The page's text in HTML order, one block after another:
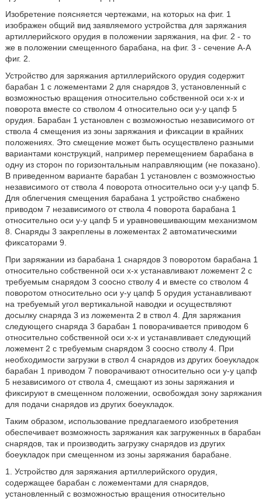
Изобретение поясняется чертежами, на которых на фиг. 1
изображен общий вид заявляемого устройства для заряжания
артиллерийского орудия в положении заряжания, на фиг. 2 - то
же в положении смещенного барабана, на фиг. 3 - сечение А-А
фиг. 2.
Устройство для заряжания артиллерийского орудия содержит
барабан 1 с ложементами 2 для снарядов 3, установленный с
возможностью вращения относительно собственной оси х-х и
поворота вместе со стволом 4 относительно оси у-у цапф 5
орудия. Барабан 1 установлен с возможностью независимого от
ствола 4 смещения из зоны заряжания и фиксации в крайних
положениях. Это смещение может быть осуществлено разными
вариантами конструкций, например перемещением барабана в
одну из сторон по горизонтальным направляющим (не показано).
В приведенном варианте барабан 1 установлен с возможностью
независимого от ствола 4 поворота относительно оси у-у цапф 5.
Для облегчения смещения барабана 1 устройство снабжено
приводом 7 независимого от ствола 4 поворота барабана 1
относительно оси у-у цапф 5 и уравновешивающим механизмом
8. Снаряды 3 закреплены в ложементах 2 автоматическими
фиксаторами 9.
При заряжании из барабана 1 снарядов 3 поворотом барабана 1
относительно собственной оси х-х устанавливают ложемент 2 с
требуемым снарядом 3 соосно стволу 4 и вместе со стволом 4
поворотом относительно оси у-у цапф 5 орудия устанавливают
на требуемый угол вертикальной наводки и осуществляют
досылку снаряда 3 из ложемента 2 в ствол 4. Для заряжания
следующего снаряда 3 барабан 1 поворачивается приводом 6
относительно собственной оси х-х и устанавливает следующий
ложемент 2 с требуемым снарядом 3 соосно стволу 4. При
необходимости загрузки в ствол 4 снарядов из других боеукладок
барабан 1 приводом 7 поворачивают относительно оси у-у цапф
5 независимого от ствола 4, смещают из зоны заряжания и
фиксируют в смещенном положении, освобождая зону заряжания
для подачи снарядов из других боеукладок.
Таким образом, использование предлагаемого изобретения
обеспечивает возможность заряжания как загруженных в барабан
снарядов, так и производить загрузку снарядов из других
боеукладок при смещенном из зоны заряжания барабане.
1. Устройство для заряжания артиллерийского орудия,
содержащее барабан с ложементами для снарядов,
установленный с возможностью вращения относительно